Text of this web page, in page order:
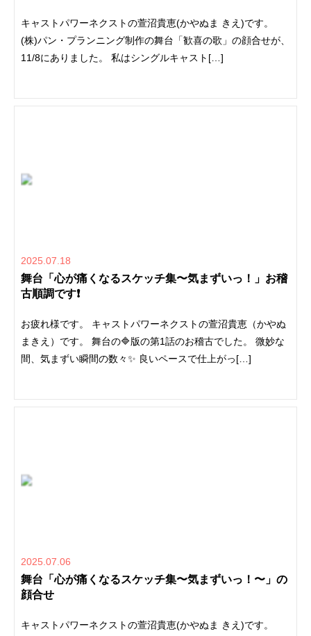
キャストパワーネクストの萱沼貴恵(かやぬま きえ)です。
(株)パン・プランニング制作の舞台「歓喜の歌」の顔合せが、
11/8にありました。 私はシングルキャスト[…]
2025.07.18
舞台「心が痛くなるスケッチ集〜気まずいっ！」お稽
古順調です❗️
お疲れ様です。 キャストパワーネクストの萱沼貴恵（かやぬ
まきえ）です。 舞台の🔷版の第1話のお稽古でした。 微妙な
間、気まずい瞬間の数々✨ 良いペースで仕上がっ[…]
2025.07.06
舞台「心が痛くなるスケッチ集〜気まずいっ！〜」の
顔合せ
キャストパワーネクストの萱沼貴恵(かやぬま きえ)です。